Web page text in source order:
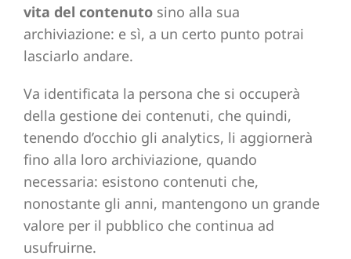
vita del contenuto sino alla sua
archiviazione: e sì, a un certo punto potrai
lasciarlo andare.
Va identificata la persona che si occuperà
della gestione dei contenuti, che quindi,
tenendo d’occhio gli analytics, li aggiornerà
fino alla loro archiviazione, quando
necessaria: esistono contenuti che,
nonostante gli anni, mantengono un grande
valore per il pubblico che continua ad
usufruirne.